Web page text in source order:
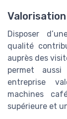
Valorisation
Disposer
qualité
auprès des
permet
entreprise
machines
supérieure et